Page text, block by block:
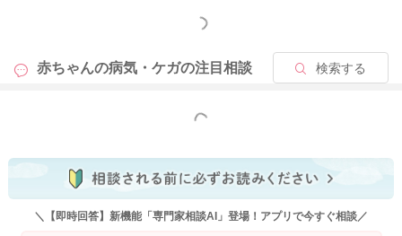
もっと見る
赤ちゃんの病気・ケガの注目相談 検索する
もっと見る
＼【即時回答】新機能「専門家相談AI」登場！アプリで今すぐ相談／